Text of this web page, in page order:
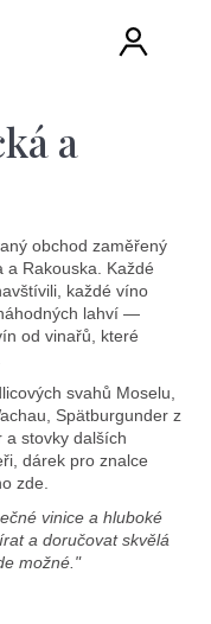
Hledat
a
obchod zaměřený
a Rakouska. Každé
každé víno
lahví —
od vinařů, které
svahů Moselu,
Spätburgunder z
a stovky dalších
dárek pro znalce
zde.
vinice a hluboké
a doručovat skvělá
možné."